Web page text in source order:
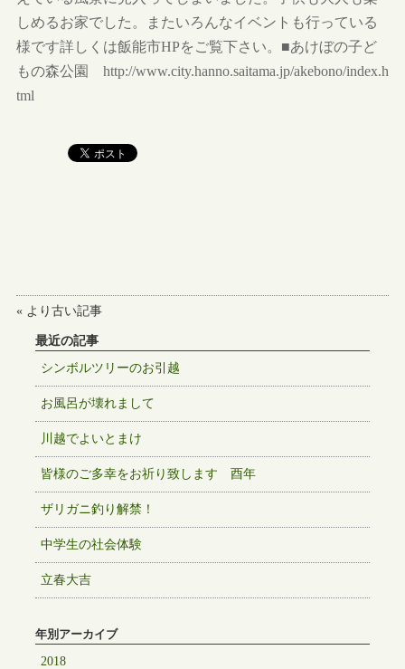
しめるお家でした。またいろんなイベントも行っている
様です詳しくは飯能市HPをご覧下さい。■あけぼの子ど
もの森公園 http://www.city.hanno.saitama.jp/akebono/index.h
tml
« より古い記事
最近の記事
シンボルツリーのお引越
お風呂が壊れまして
川越でよいとまけ
皆様のご多幸をお祈り致します 酉年
ザリガニ釣り解禁！
中学生の社会体験
立春大吉
年別アーカイブ
2018